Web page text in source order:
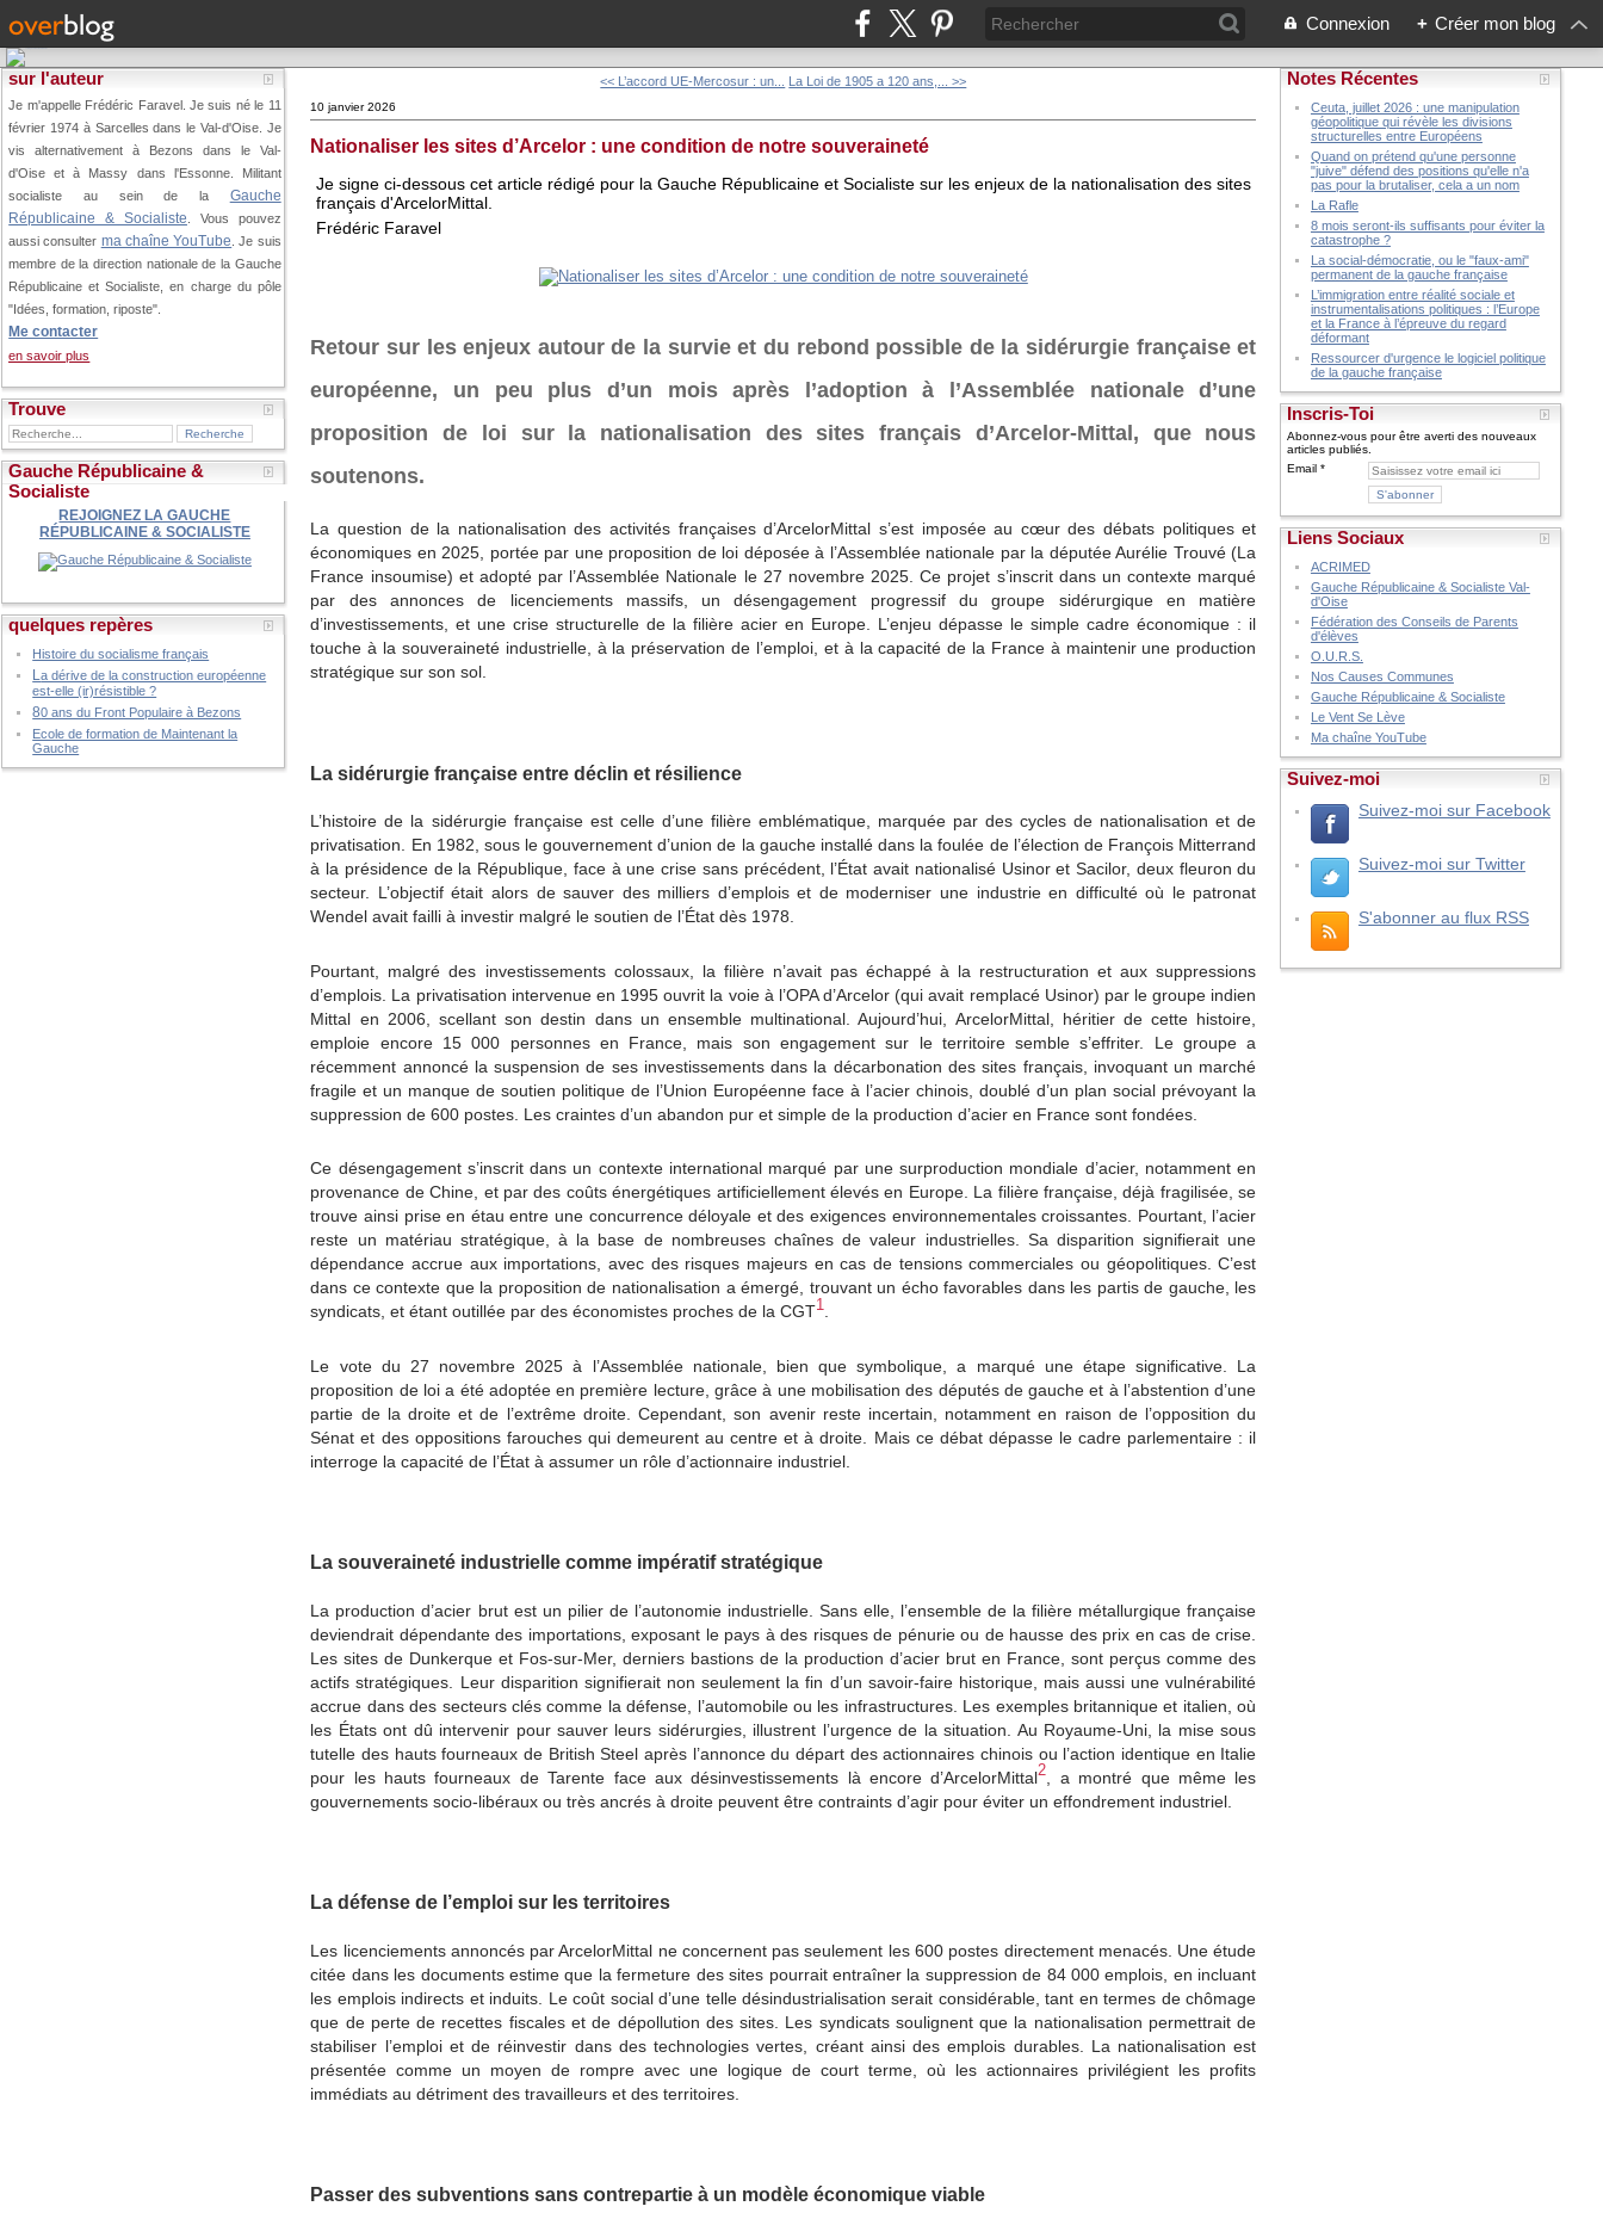
Connexion + Créer mon blog
sur l'auteur
Je m'appelle Frédéric Faravel. Je suis né le 11
février 1974 à Sarcelles dans le Val-d'Oise. Je
vis alternativement à Bezons dans le Val-
d'Oise et à Massy dans l'Essonne. Militant
socialiste au sein de la Gauche
Républicaine & Socialiste . Vous pouvez
aussi consulter ma chaîne YouTube . Je suis
membre de la direction nationale de la Gauche
Républicaine et Socialiste, en charge du pôle
"Idées, formation, riposte".
Me contacter
en savoir plus
Trouve
Gauche Républicaine &
Socialiste
REJOIGNEZ LA GAUCHE
RÉPUBLICAINE & SOCIALISTE
quelques repères
Histoire du socialisme français
La dérive de la construction européenne
est-elle (ir)résistible ?
80 ans du Front Populaire à Bezons
Ecole de formation de Maintenant la
Gauche
<< L’accord UE-Mercosur : un... La Loi de 1905 a 120 ans,... >>
10 janvier 2026
Nationaliser les sites d’Arcelor : une condition de notre souveraineté
Je signe ci-dessous cet article rédigé pour la Gauche Républicaine et Socialiste sur les enjeux de la nationalisation des sites
français d'ArcelorMittal.
Frédéric Faravel
Retour sur les enjeux autour de la survie et du rebond possible de la sidérurgie française et
européenne, un peu plus d’un mois après l’adoption à l’Assemblée nationale d’une
proposition de loi sur la nationalisation des sites français d’Arcelor-Mittal, que nous
soutenons.
La question de la nationalisation des activités françaises d’ArcelorMittal s’est imposée au cœur des débats politiques et
économiques en 2025, portée par une proposition de loi déposée à l’Assemblée nationale par la députée Aurélie Trouvé (La
France insoumise) et adopté par l’Assemblée Nationale le 27 novembre 2025. Ce projet s’inscrit dans un contexte marqué
par des annonces de licenciements massifs, un désengagement progressif du groupe sidérurgique en matière
d’investissements, et une crise structurelle de la filière acier en Europe. L’enjeu dépasse le simple cadre économique : il
touche à la souveraineté industrielle, à la préservation de l’emploi, et à la capacité de la France à maintenir une production
stratégique sur son sol.
La sidérurgie française entre déclin et résilience
L’histoire de la sidérurgie française est celle d’une filière emblématique, marquée par des cycles de nationalisation et de
privatisation. En 1982, sous le gouvernement d’union de la gauche installé dans la foulée de l’élection de François Mitterrand
à la présidence de la République, face à une crise sans précédent, l’État avait nationalisé Usinor et Sacilor, deux fleuron du
secteur. L’objectif était alors de sauver des milliers d’emplois et de moderniser une industrie en difficulté où le patronat
Wendel avait failli à investir malgré le soutien de l’État dès 1978.
Pourtant, malgré des investissements colossaux, la filière n’avait pas échappé à la restructuration et aux suppressions
d’emplois. La privatisation intervenue en 1995 ouvrit la voie à l’OPA d’Arcelor (qui avait remplacé Usinor) par le groupe indien
Mittal en 2006, scellant son destin dans un ensemble multinational. Aujourd’hui, ArcelorMittal, héritier de cette histoire,
emploie encore 15 000 personnes en France, mais son engagement sur le territoire semble s’effriter. Le groupe a
récemment annoncé la suspension de ses investissements dans la décarbonation des sites français, invoquant un marché
fragile et un manque de soutien politique de l’Union Européenne face à l’acier chinois, doublé d’un plan social prévoyant la
suppression de 600 postes. Les craintes d’un abandon pur et simple de la production d’acier en France sont fondées.
Ce désengagement s’inscrit dans un contexte international marqué par une surproduction mondiale d’acier, notamment en
provenance de Chine, et par des coûts énergétiques artificiellement élevés en Europe. La filière française, déjà fragilisée, se
trouve ainsi prise en étau entre une concurrence déloyale et des exigences environnementales croissantes. Pourtant, l’acier
reste un matériau stratégique, à la base de nombreuses chaînes de valeur industrielles. Sa disparition signifierait une
dépendance accrue aux importations, avec des risques majeurs en cas de tensions commerciales ou géopolitiques. C’est
dans ce contexte que la proposition de nationalisation a émergé, trouvant un écho favorables dans les partis de gauche, les
syndicats, et étant outillée par des économistes proches de la CGT1
Le vote du 27 novembre 2025 à l’Assemblée nationale, bien que symbolique, a marqué une étape significative. La
proposition de loi a été adoptée en première lecture, grâce à une mobilisation des députés de gauche et à l’abstention d’une
partie de la droite et de l’extrême droite. Cependant, son avenir reste incertain, notamment en raison de l’opposition du
Sénat et des oppositions farouches qui demeurent au centre et à droite. Mais ce débat dépasse le cadre parlementaire : il
interroge la capacité de l’État à assumer un rôle d’actionnaire industriel.
La souveraineté industrielle comme impératif stratégique
La production d’acier brut est un pilier de l’autonomie industrielle. Sans elle, l’ensemble de la filière métallurgique française
deviendrait dépendante des importations, exposant le pays à des risques de pénurie ou de hausse des prix en cas de crise.
Les sites de Dunkerque et Fos-sur-Mer, derniers bastions de la production d’acier brut en France, sont perçus comme des
actifs stratégiques. Leur disparition signifierait non seulement la fin d’un savoir-faire historique, mais aussi une vulnérabilité
accrue dans des secteurs clés comme la défense, l’automobile ou les infrastructures. Les exemples britannique et italien, où
les États ont dû intervenir pour sauver leurs sidérurgies, illustrent l’urgence de la situation. Au Royaume-Uni, la mise sous
tutelle des hauts fourneaux de British Steel après l’annonce du départ des actionnaires chinois ou l’action identique en Italie
pour les hauts fourneaux de Tarente face aux désinvestissements là encore d’ArcelorMittal2 , a montré que même les
gouvernements socio-libéraux ou très ancrés à droite peuvent être contraints d’agir pour éviter un effondrement industriel.
La défense de l’emploi sur les territoires
Les licenciements annoncés par ArcelorMittal ne concernent pas seulement les 600 postes directement menacés. Une étude
citée dans les documents estime que la fermeture des sites pourrait entraîner la suppression de 84 000 emplois, en incluant
les emplois indirects et induits. Le coût social d’une telle désindustrialisation serait considérable, tant en termes de chômage
que de perte de recettes fiscales et de dépollution des sites. Les syndicats soulignent que la nationalisation permettrait de
stabiliser l’emploi et de réinvestir dans des technologies vertes, créant ainsi des emplois durables. La nationalisation est
présentée comme un moyen de rompre avec une logique de court terme, où les actionnaires privilégient les profits
immédiats au détriment des travailleurs et des territoires.
Passer des subventions sans contrepartie à un modèle économique viable
Notes Récentes
Ceuta, juillet 2026 : une manipulation
géopolitique qui révèle les divisions
structurelles entre Européens
Quand on prétend qu'une personne
"juive" défend des positions qu'elle n'a
pas pour la brutaliser, cela a un nom
La Rafle
8 mois seront-ils suffisants pour éviter la
catastrophe ?
La social-démocratie, ou le "faux-ami"
permanent de la gauche française
L’immigration entre réalité sociale et
instrumentalisations politiques : l’Europe
et la France à l’épreuve du regard
déformant
Ressourcer d'urgence le logiciel politique
de la gauche française
Inscris-Toi
Abonnez-vous pour être averti des nouveaux
articles publiés.
Email
Liens Sociaux
ACRIMED
Gauche Républicaine & Socialiste Val-
d'Oise
Fédération des Conseils de Parents
d'élèves
O.U.R.S.
Nos Causes Communes
Gauche Républicaine & Socialiste
Le Vent Se Lève
Ma chaîne YouTube
Suivez-moi
Suivez-moi sur Facebook
Suivez-moi sur Twitter
S'abonner au flux RSS